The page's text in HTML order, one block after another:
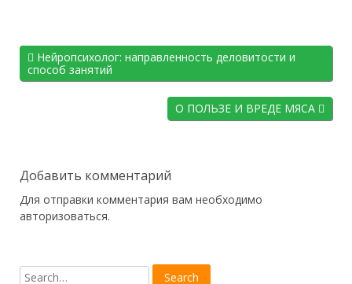
Нейропсихолог: направленность деловитости и
способ занятий
О ПОЛЬЗЕ И ВРЕДЕ МЯСА
Добавить комментарий
Для отправки комментария вам необходимо
авторизоваться.